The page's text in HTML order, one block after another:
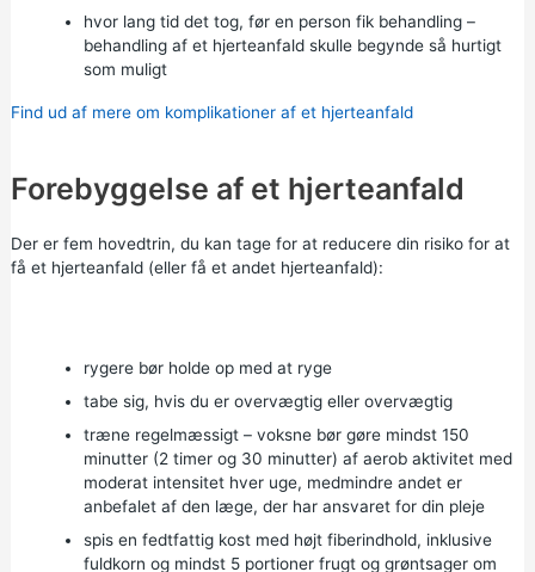
hvor lang tid det tog, før en person fik behandling –
behandling af et hjerteanfald skulle begynde så hurtigt
som muligt
Find ud af mere om komplikationer af et hjerteanfald
Forebyggelse af et hjerteanfald
Der er fem hovedtrin, du kan tage for at reducere din risiko for at
få et hjerteanfald (eller få et andet hjerteanfald):
rygere bør holde op med at ryge
tabe sig, hvis du er overvægtig eller overvægtig
træne regelmæssigt – voksne bør gøre mindst 150
minutter (2 timer og 30 minutter) af aerob aktivitetmed
moderat intensitethver uge, medmindre andet er
anbefalet af den læge, der har ansvaret for din pleje
spis en fedtfattig kost med højt fiberindhold, inklusive
fuldkorn og mindst 5 portioner frugt og grøntsager om